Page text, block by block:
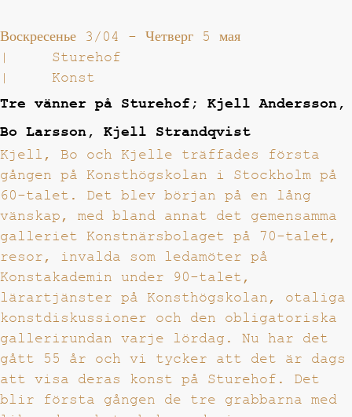
Воскресенье 3/04 - Четверг 5 мая
|
Sturehof
|
Konst
Tre vänner på Sturehof; Kjell Andersson,
Bo Larsson, Kjell Strandqvist
Kjell, Bo och Kjelle träffades första
gången på Konsthögskolan i Stockholm på
60-talet. Det blev början på en lång
vänskap, med bland annat det gemensamma
galleriet Konstnärsbolaget på 70-talet,
resor, invalda som ledamöter på
Konstakademin under 90-talet,
lärartjänster på Konsthögskolan, otaliga
konstdiskussioner och den obligatoriska
gallerirundan varje lördag. Nu har det
gått 55 år och vi tycker att det är dags
att visa deras konst på Sturehof. Det
blir första gången de tre grabbarna med